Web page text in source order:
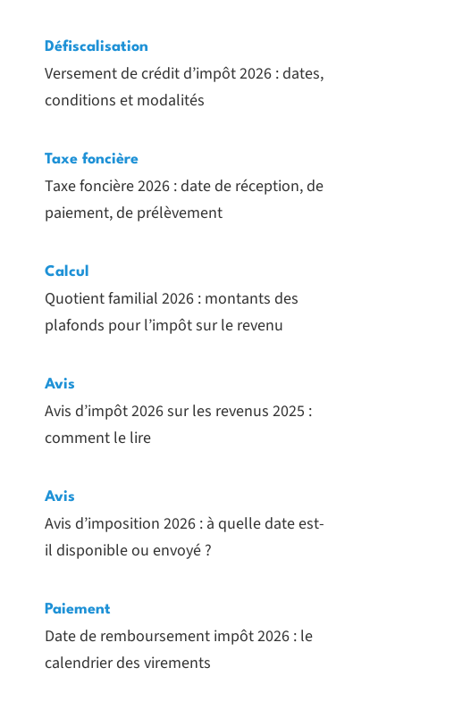
Défiscalisation
Versement de crédit d’impôt 2026 : dates,
conditions et modalités
Taxe foncière
Taxe foncière 2026 : date de réception, de
paiement, de prélèvement
Calcul
Quotient familial 2026 : montants des
plafonds pour l’impôt sur le revenu
Avis
Avis d’impôt 2026 sur les revenus 2025 :
comment le lire
Avis
Avis d’imposition 2026 : à quelle date est-
il disponible ou envoyé ?
Paiement
Date de remboursement impôt 2026 : le
calendrier des virements